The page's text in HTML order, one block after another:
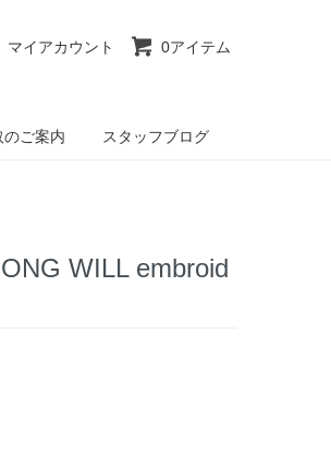
マイアカウント 0アイテム
ご案内 スタッフブログ
WILL embroid